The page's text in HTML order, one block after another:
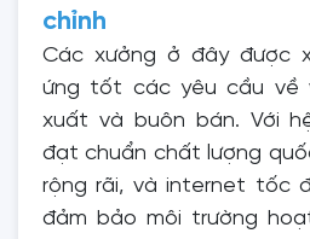
chỉnh
Các xưởng ở đây được
ứng tốt các yêu cầu về
xuất và buôn bán. Với
đạt chuẩn chất lượng
rộng rãi, và internet tốc
đảm bảo môi trường